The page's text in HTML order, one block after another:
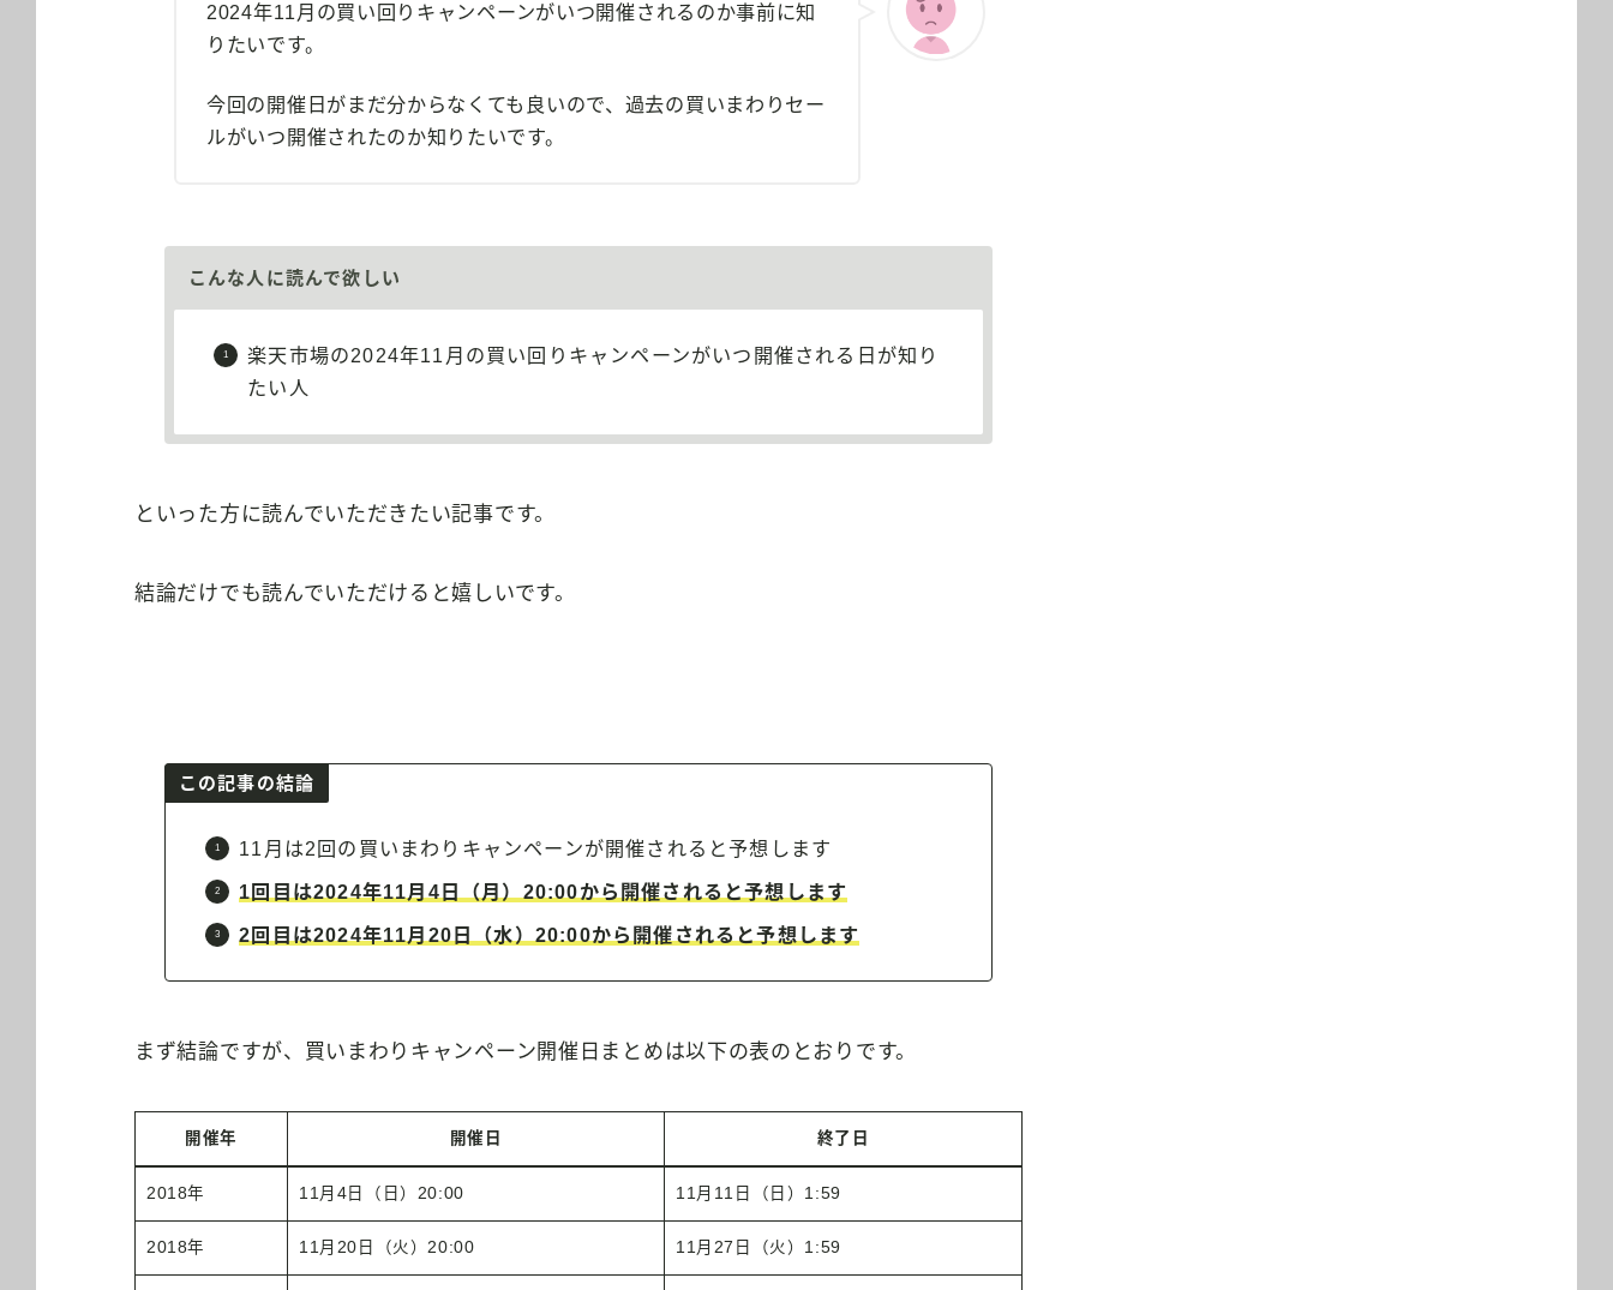
2024年11月の買い回りキャンペーンがいつ開催されるのか事前に知
りたいです。
今回の開催日がまだ分からなくても良いので、過去の買いまわりセー
ルがいつ開催されたのか知りたいです。
こんな人に読んで欲しい
楽天市場の2024年11月の買い回りキャンペーンがいつ開催される日が知り
たい人
といった方に読んでいただきたい記事です。
結論だけでも読んでいただけると嬉しいです。
この記事の結論
11月は2回の買いまわりキャンペーンが開催されると予想します
1回目は2024年11月4日（月）20:00から開催されると予想します
2回目は2024年11月20日（水）20:00から開催されると予想します
まず結論ですが、買いまわりキャンペーン開催日まとめは以下の表のとおりです。
開催年 開催日 終了日
2018年 11月4日（日）20:00 11月11日（日）1:59
2018年 11月20日（火）20:00 11月27日（火）1:59